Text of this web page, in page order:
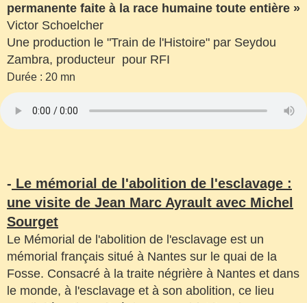
permanente faite à la race humaine toute entière »
Victor Schoelcher
Une production le "Train de l'Histoire" par Seydou
Zambra, producteur pour RFI
Durée : 20 mn
- Le mémorial de l'abolition de l'esclavage :
une visite de Jean Marc Ayrault avec Michel
Sourget
Le Mémorial de l'abolition de l'esclavage est un
mémorial français situé à Nantes sur le quai de la
Fosse. Consacré à la traite négrière à Nantes et dans
le monde, à l'esclavage et à son abolition, ce lieu